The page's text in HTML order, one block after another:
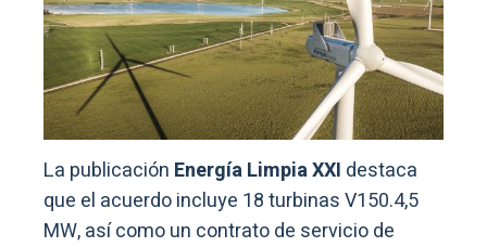
La publicación Energía Limpia XXI destaca
que el acuerdo incluye 18 turbinas V150.4,5
MW, así como un contrato de servicio de